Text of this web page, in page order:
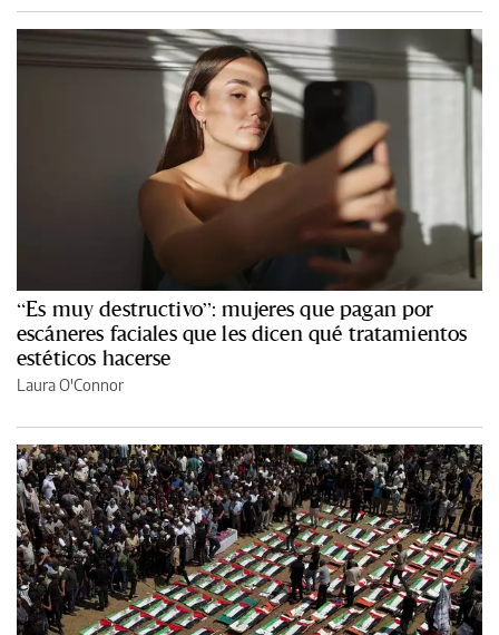
“Es muy destructivo”: mujeres que pagan por
escáneres faciales que les dicen qué tratamientos
estéticos hacerse
Laura O'Connor